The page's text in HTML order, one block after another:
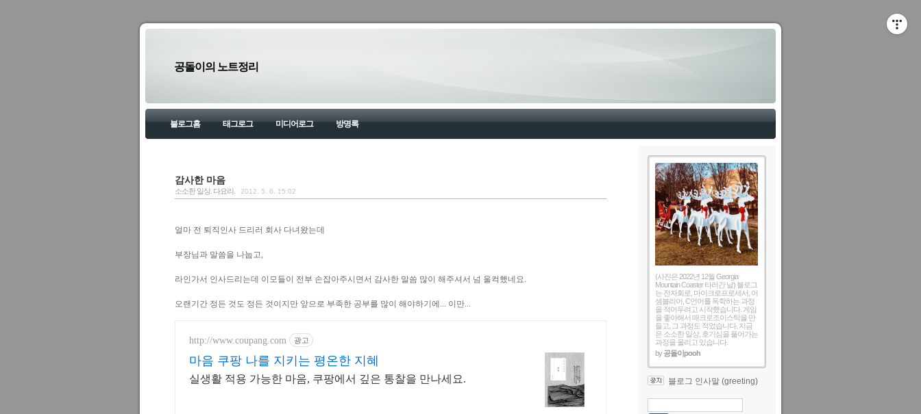
공돌이의 노트정리
블로그홈 태그로그 미디어로그 방명록
감사한 마음
소소한 일상. 다요리. 2012. 5. 6. 15:02
얼마 전 퇴직인사 드리러 회사 다녀왔는데
부장님과 말씀을 나눕고,
라인가서 인사드리는데 이모들이 전부 손잡아주시면서 감사한 말씀 많이 해주셔서 넘 울컥했네요.
오랜기간 정든 것도 정든 것이지만 앞으로 부족한 공부를 많이 해야하기에... 이만...
http://www.coupang.com 광고
마음 쿠팡 나를 지키는 평온한 지혜
실생활 적용 가능한 마음, 쿠팡에서 깊은 통찰을 만나세요.
(사진은 2022년 12월 Georgia
Mountain Coaster 타러간 날) 블로그
는 전자회로, 마이크로프로세서, 어
셈블리어, C언어를 독학하는 과정
을 적어두려고 시작했습니다. 게임
을 좋아해서 매크로조이스틱을 만
들고, 그 과정도 적었습니다. 지금
은 소소한 일상, 호기심을 풀어가는
과정을 올리고 있습니다.
by공돌이pooh
블로그 인사말 (greeting)